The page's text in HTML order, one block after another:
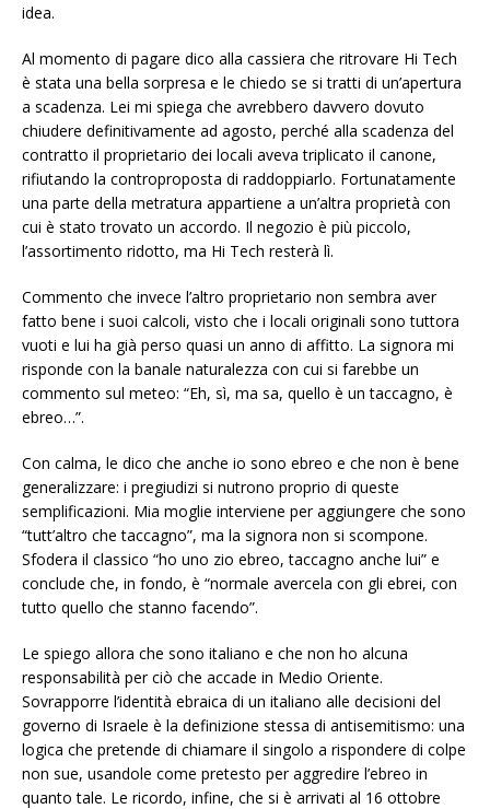
idea.
Al momento di pagare dico alla cassiera che ritrovare Hi Tech
è stata una bella sorpresa e le chiedo se si tratti di un’apertura
a scadenza. Lei mi spiega che avrebbero davvero dovuto
chiudere definitivamente ad agosto, perché alla scadenza del
contratto il proprietario dei locali aveva triplicato il canone,
rifiutando la controproposta di raddoppiarlo. Fortunatamente
una parte della metratura appartiene a un’altra proprietà con
cui è stato trovato un accordo. Il negozio è più piccolo,
l’assortimento ridotto, ma Hi Tech resterà lì.
Commento che invece l’altro proprietario non sembra aver
fatto bene i suoi calcoli, visto che i locali originali sono tuttora
vuoti e lui ha già perso quasi un anno di affitto. La signora mi
risponde con la banale naturalezza con cui si farebbe un
commento sul meteo: “Eh, sì, ma sa, quello è un taccagno, è
ebreo…”.
Con calma, le dico che anche io sono ebreo e che non è bene
generalizzare: i pregiudizi si nutrono proprio di queste
semplificazioni. Mia moglie interviene per aggiungere che sono
“tutt’altro che taccagno”, ma la signora non si scompone.
Sfodera il classico “ho uno zio ebreo, taccagno anche lui” e
conclude che, in fondo, è “normale avercela con gli ebrei, con
tutto quello che stanno facendo”.
Le spiego allora che sono italiano e che non ho alcuna
responsabilità per ciò che accade in Medio Oriente.
Sovrapporre l’identità ebraica di un italiano alle decisioni del
governo di Israele è la definizione stessa di antisemitismo: una
logica che pretende di chiamare il singolo a rispondere di colpe
non sue, usandole come pretesto per aggredire l’ebreo in
quanto tale. Le ricordo, infine, che si è arrivati al 16 ottobre